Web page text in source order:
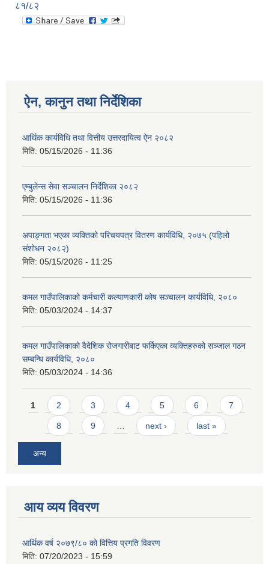
८१/८२
ऐन, कानुन तथा निर्देशिका
आर्थिक कार्यविधि तथा वित्तीय उत्तरदायित्व ऐन २०८२
मिति: 05/15/2026 - 11:36
एम्बुलेन्स सेवा सञ्चालन निर्देशिका २०८२
मिति: 05/15/2026 - 11:36
अपाङ्गता भएका व्यक्तिको परिचयपत्र वितरण कार्यविधि, २०७५ (पहिलो
संशोधन २०८२)
मिति: 05/15/2026 - 11:25
कमल गाउँपालिकाको कर्मचारी कल्याणकारी कोष सञ्चालन कार्यविधि, २०८०
मिति: 05/03/2024 - 14:37
कमल गाउँपालिकाको वैदेशिक रोजगारीबाट फर्किएका व्यक्तिहरुको सञ्जाल गठन
सम्बन्धि कार्यविधि, २०८०
मिति: 05/03/2024 - 14:36
Pages
1 2 3 4 5 6 7
8 9 next › last »
अन्य
आय व्यय विवरण
आर्थिक वर्ष २०७९/८० को वित्तिय प्रगति विवरण
मिति: 07/20/2023 - 15:59